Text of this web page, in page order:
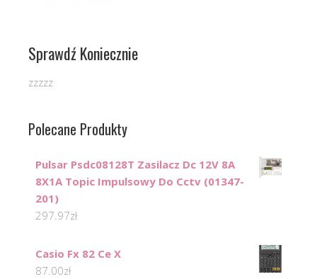
Sprawdź Koniecznie
zzzzz
Polecane Produkty
Pulsar Psdc08128T Zasilacz Dc 12V 8A
8X1A Topic Impulsowy Do Cctv (01347-
201)
297.97zł
Casio Fx 82 Ce X
87.00zł